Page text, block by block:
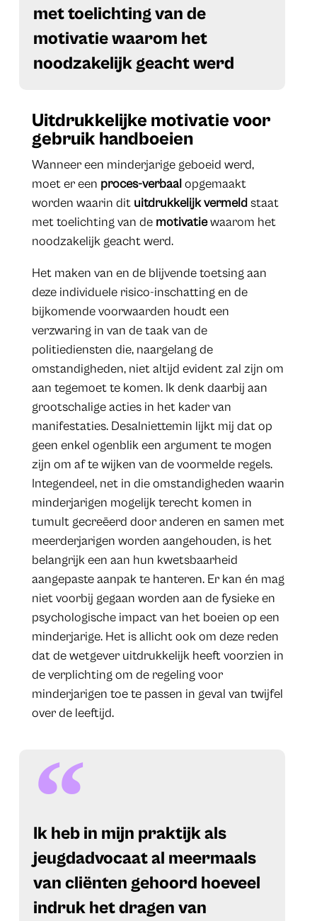
met toelichting van de
motivatiewaarom het
noodzakelijk geacht werd
Uitdrukkelijke motivatie voor
gebruik handboeien
Wanneer een minderjarige geboeid werd,
moet er een proces-verbaalopgemaakt
worden waarin dit uitdrukkelijk vermeldstaat
met toelichting van de motivatiewaarom het
noodzakelijk geacht werd.
Het maken van en de blijvende toetsing aan
deze individuele risico-inschatting en de
bijkomende voorwaarden houdt een
verzwaring in van de taak van de
politiediensten die, naargelang de
omstandigheden, niet altijd evident zal zijn om
aan tegemoet te komen. Ik denk daarbij aan
grootschalige acties in het kader van
manifestaties. Desalniettemin lijkt mij dat op
geen enkel ogenblik een argument te mogen
zijn om af te wijken van de voormelde regels.
Integendeel, net in die omstandigheden waarin
minderjarigen mogelijk terecht komen in
tumult gecreëerd door anderen en samen met
meerderjarigen worden aangehouden, is het
belangrijk een aan hun kwetsbaarheid
aangepaste aanpak te hanteren. Er kan én mag
niet voorbij gegaan worden aan de fysieke en
psychologische impact van het boeien op een
minderjarige. Het is allicht ook om deze reden
dat de wetgever uitdrukkelijk heeft voorzien in
de verplichting om de regeling voor
minderjarigen toe te passen in geval van twijfel
over de leeftijd.
Ik heb in mijn praktijk als
jeugdadvocaat al meermaals
van cliënten gehoord hoeveel
indruk het dragen van